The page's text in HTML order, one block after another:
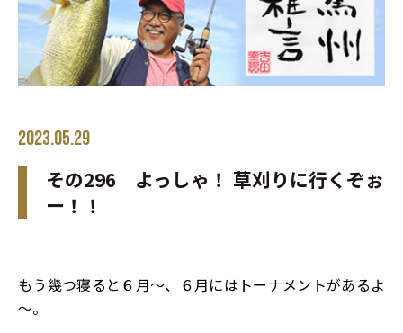
2023.05.29
その296 よっしゃ！ 草刈りに行くぞぉ
ー！！
もう幾つ寝ると６月～、６月にはトーナメントがあるよ
～。